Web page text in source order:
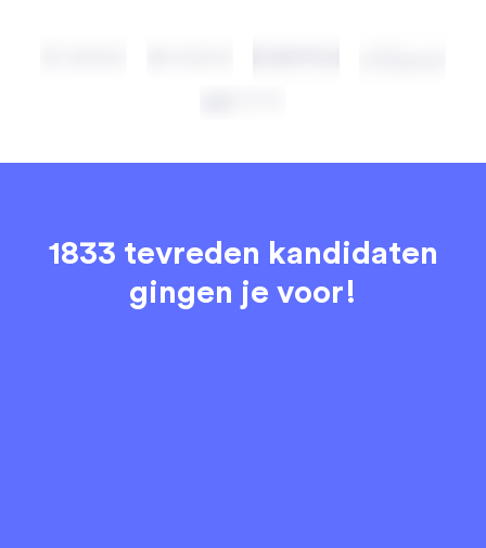
1833 tevreden kandidaten
gingen je voor!